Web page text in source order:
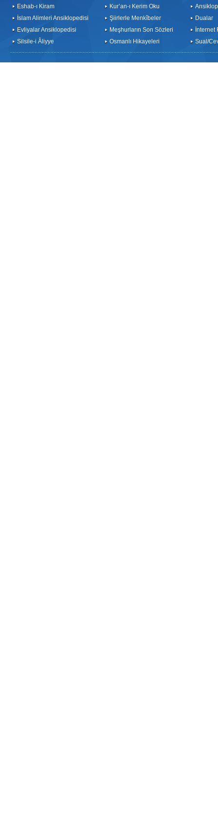
Eshab-ı Kiram
İslam Alimleri Ansiklopedisi
Evliyalar Ansiklopedisi
Silsile-i Âliyye
Kur’an-ı Kerim Oku
Şiirlerle Menkîbeler
Meşhurların Son Sözleri
Osmanlı Hikayeleri
Dualar
İnternet
Sual/